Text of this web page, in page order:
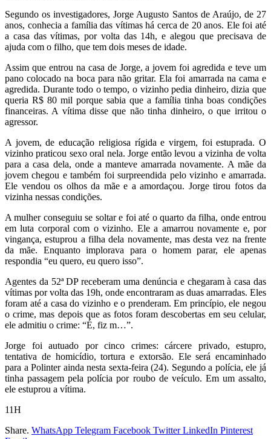
Segundo os investigadores, Jorge Augusto Santos de Araújo, de 27
anos, conhecia a família das vítimas há cerca de 20 anos. Ele foi até
a casa das vítimas, por volta das 14h, e alegou que precisava de
ajuda com o filho, que tem dois meses de idade.
Assim que entrou na casa de Jorge, a jovem foi agredida e teve um
pano colocado na boca para não gritar. Ela foi amarrada na cama e
agredida. Durante todo o tempo, o vizinho pedia dinheiro, dizia que
queria R$ 80 mil porque sabia que a família tinha boas condições
financeiras. A vítima disse que não tinha dinheiro, o que irritou o
agressor.
A jovem, de educação religiosa rígida e virgem, foi estuprada. O
vizinho praticou sexo oral nela. Jorge então levou a vizinha de volta
para a casa dela, onde a manteve amarrada novamente. A mãe da
jovem chegou e também foi surpreendida pelo vizinho e amarrada.
Ele vendou os olhos da mãe e a amordaçou. Jorge tirou fotos da
vizinha nessas condições.
A mulher conseguiu se soltar e foi até o quarto da filha, onde entrou
em luta corporal com o vizinho. Ele a amarrou novamente e, por
vingança, estuprou a filha dela novamente, mas desta vez na frente
da mãe. Enquanto implorava para o homem parar, ele apenas
respondia “eu quero, eu quero isso”.
Agentes da 52ª DP receberam uma denúncia e chegaram à casa das
vítimas por volta das 19h, onde encontraram as duas amarradas. Eles
foram até a casa do vizinho e o prenderam. Em princípio, ele negou
o crime, mas depois que as fotos foram descobertas em seu celular,
ele admitiu o crime: “É, fiz m…”.
Jorge foi autuado por cinco crimes: cárcere privado, estupro,
tentativa de homicídio, tortura e extorsão. Ele será encaminhado
para a Polinter ainda nesta sexta-feira (24). Segundo a polícia, ele já
tinha passagem pela polícia por roubo de veículo. Em um assalto,
ele estuprou a vítima.
11H
Share. WhatsApp Telegram Facebook Twitter LinkedIn Pinterest